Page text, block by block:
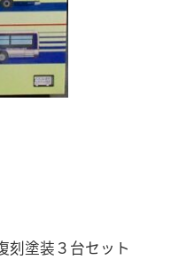
て
塗装３台セット